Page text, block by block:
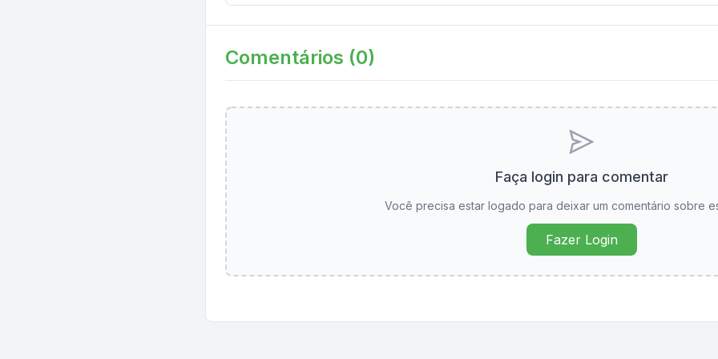
Comentários (0)
Faça login para comentar
Você precisa estar logado para deixar um comentário sobre
Fazer Login